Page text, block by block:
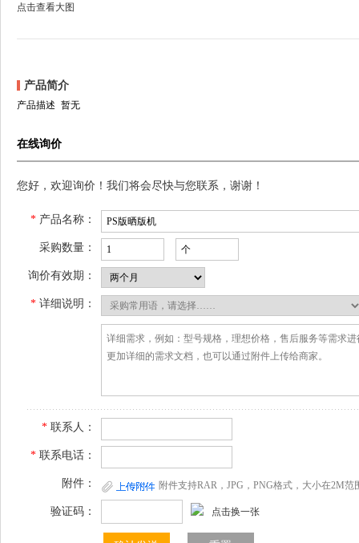
点击查看大图
产品简介
产品描述 暂无
在线询价
您好，欢迎询价！我们将会尽快与您联系，谢谢！
* 产品名称：
采购数量：
询价有效期：
* 详细说明：
* 联系人：
* 联系电话：
附件： 附件支持RAR，JPG，PNG格式，大小在2M范
验证码： 点击换一张